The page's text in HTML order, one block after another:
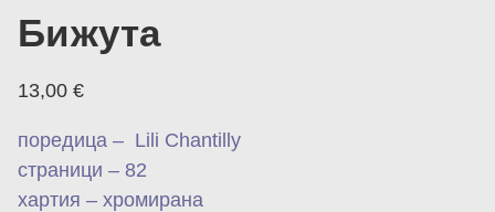
Бижута
13,00 €
поредица – Lili Chantilly
страници – 82
хартия – хромирана